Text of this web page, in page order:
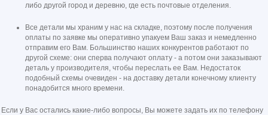
либо другой город и деревню, где есть почтовые отделения.
Все детали мы храним у нас на складке, поэтому после получения
оплаты по заявке мы оперативно упакуем Ваш заказ и немедленно
отправим его Вам. Большинство наших конкурентов работают по
другой схеме: они сперва получают оплату - а потом они заказывают
деталь у производителя, чтобы переслать ее Вам. Недостаток
подобный схемы очевиден - на доставку детали конечному клиенту
понадобится много времени.
Если у Вас остались какие-либо вопросы, Вы можете задать их по телефону